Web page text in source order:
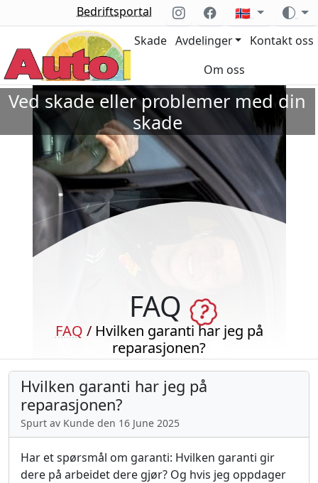
Bedriftsportal 🇳🇴
Skade Avdelinger
Kontakt oss
Om oss
Ved skade eller problemer med din
skade
FAQ
FAQ / Hvilken garanti har jeg på
reparasjonen?
Hvilken garanti har jeg på
reparasjonen?
Spurt av Kunde den 16 June 2025
Har et spørsmål om garanti: Hvilken garanti gir
dere på arbeidet dere gjør? Og hvis jeg oppdager